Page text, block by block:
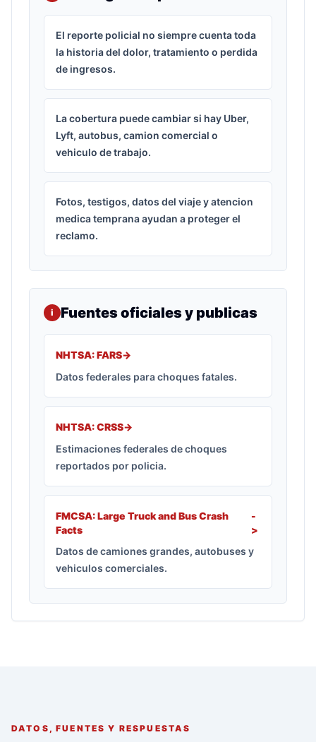
El reporte policial no siempre cuenta toda
la historia del dolor, tratamiento o perdida
de ingresos.
La cobertura puede cambiar si hay Uber,
Lyft, autobus, camion comercial o
vehiculo de trabajo.
Fotos, testigos, datos del viaje y atencion
medica temprana ayudan a proteger el
reclamo.
i Fuentes oficiales y publicas
NHTSA: FARS->
Datos federales para choques fatales.
NHTSA: CRSS->
Estimaciones federales de choques
reportados por policia.
FMCSA: Large Truck and Bus Crash
Facts
-
>
Datos de camiones grandes, autobuses y
vehiculos comerciales.
DATOS, FUENTES Y RESPUESTAS